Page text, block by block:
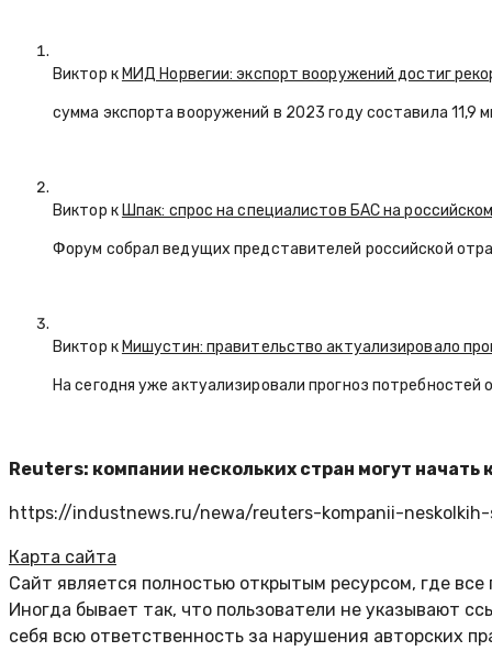
Виктор кМИД Норвегии: экспорт вооружений достиг
сумма экспорта вооружений в 2023 году составила 11,9
Виктор кШпак: спрос на специалистов БАС на
Форум собрал ведущих представителей российской
Виктор кМишустин: правительство актуализировало
На сегодня уже актуализировали прогноз
Reuters: компании нескольких стран могут
https://industnews.ru/newa/reuters-kompanii-
Карта сайта
Сайт является полностью открытым ресурсом, где
Иногда бывает так, что пользователи не указывают
себя всю ответственность за нарушения авторских